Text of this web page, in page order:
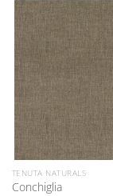
TENUTA NATURALS
Conchiglia